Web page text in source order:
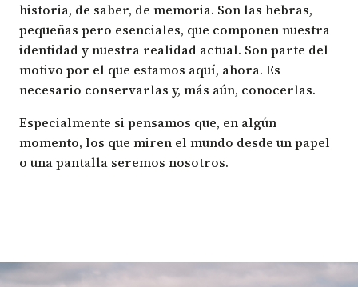
historia, de saber, de memoria. Son las hebras,
pequeñas pero esenciales, que componen nuestra
identidad y nuestra realidad actual. Son parte del
motivo por el que estamos aquí, ahora. Es
necesario conservarlas y, más aún, conocerlas.
Especialmente si pensamos que, en algún
momento, los que miren el mundo desde un papel
o una pantalla seremos nosotros.